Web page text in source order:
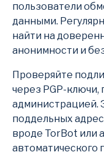
пользователи
данными.
найти на
анонимности и
Проверяйте
через PGP-
администрацией.
поддельных
вроде TorBot или